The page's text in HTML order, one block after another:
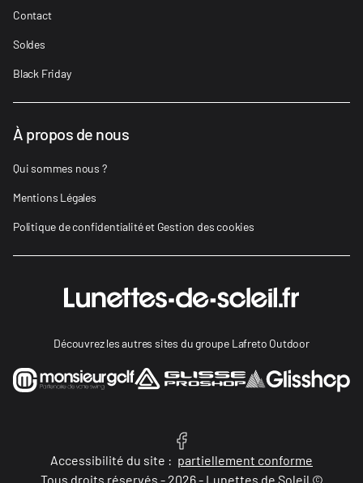
Contact
Soldes
Black Friday
À propos de nous
Qui sommes nous ?
Mentions Légales
Politique de confidentialité et Gestion des cookies
Découvrez les autres sites du groupe Lafreto Outdoor
Accessibilité du site : partiellement conforme
Tous droits réservés - 2026 - Lunettes de Soleil ©